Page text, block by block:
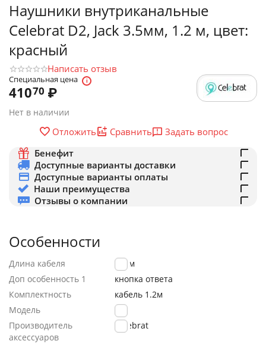
Наушники внутриканальные
Celebrat D2, Jack 3.5мм, 1.2 м, цвет:
красный
Написать отзыв
Специальная цена
41070 ₽
Нет в наличии
Отложить Сравнить
Задать вопрос
Бенефит
Доступные варианты доставки
Доступные варианты оплаты
Наши преимущества
Отзывы о компании
Особенности
Длина кабеля
1.2 м
Доп особенность 1
кнопка ответа
Комплектность
кабель 1.2м
Модель
D2
Производитель
аксессуаров
Celebrat